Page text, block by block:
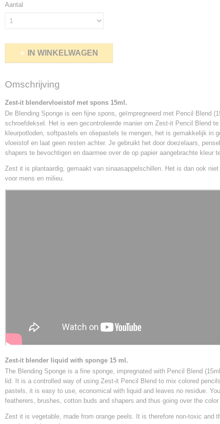
Aantal
IN WINKELWAGEN
Omschrijving
Zest-it blendervloeistof met spons 15ml.
De Blending Sponge is een fijne spons, geïmpregneerd met Pencil Blend
schroefdeksel. Het is een gecontroleerde manier om Zest-it Pencil Blend
kleurpotloden, softpastels en oliepastels te mengen, het is gemakkelijk in
vloeistof en laat geen resten achter. Je gebruikt het door doezelaars,
shapers te bevochtigen en daarmee over de op papier aangebrachte kleur
Zest it is plantaardig, gemaakt van sinaasappelschillen. Het is dan ook
voor mens en milieu.
Zest-it blender liquid with sponge 15 ml.
The Blending Sponge is a fine sponge, impregnated with Pencil Blend
lid. It is a controlled way of using Zest-it Pencil Blend to mix colored
pastels, it is easy to use, economical with liquid and leaves no residue.
featherers, brushes, cotton buds and shapers and thus going over the color
Zest it is vegetable, made from orange peels. It is therefore non-toxic and